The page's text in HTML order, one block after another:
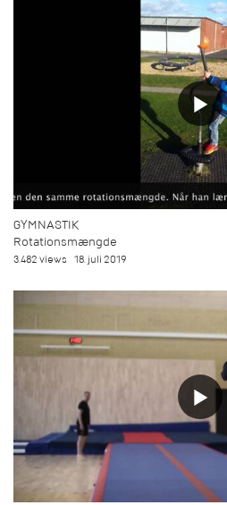
GYMNASTIK
Rotationsmængde
3.482 views 18. juli 2019